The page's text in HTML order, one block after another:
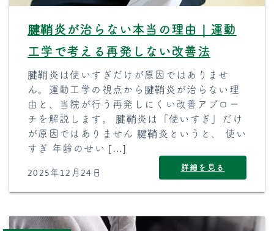
腱鞘炎が治らない本当の理由｜運動
工学で考える再発しない改善法
腱鞘炎は使いすぎだけが原因ではありませ
ん。運動工学の視点から腱鞘炎が治らない理
由と、当院が行う再発しにくい改善アプロー
チを解説します。 腱鞘炎は「使いすぎ」だけ
が原因ではありません 腱鞘炎というと、 使い
すぎ 年齢のせい […]
2025年12月24日 詳細を見る